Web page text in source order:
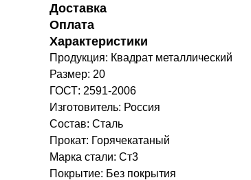
Доставка
Оплата
Характеристики
Продукция: Квадрат металлический
Размер: 20
ГОСТ: 2591-2006
Изготовитель: Россия
Состав: Сталь
Прокат: Горячекатаный
Марка стали: Ст3
Покрытие: Без покрытия